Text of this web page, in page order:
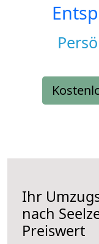
Ihr
nach
Preiswert